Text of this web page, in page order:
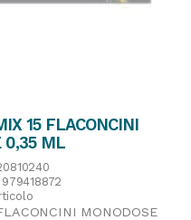
15 FLACONCINI
0,35 ML
979418872
MONODOSE